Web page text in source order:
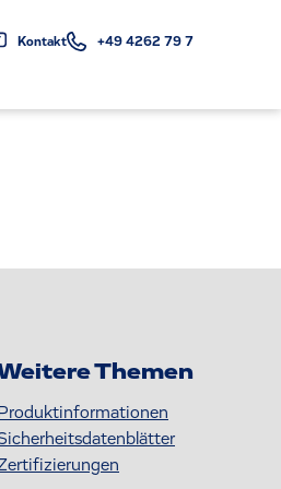
Kontakt +49 4262 79 7
Themen
Produktinformationen
icherheitsdatenblätter